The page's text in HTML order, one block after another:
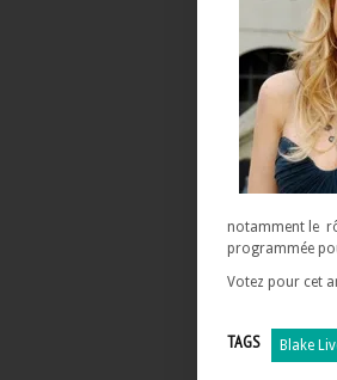
notamment le
programmée
Votez pour cet
TAGS Blake